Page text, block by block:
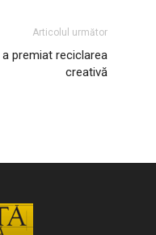
Articolul următor
premiat reciclarea
creativă